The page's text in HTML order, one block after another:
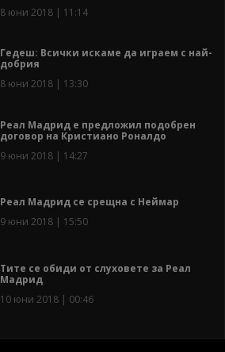
8 юни 2018 | 11:14
Гедеш: Всички искаме да играем с най-
добрия
8 юни 2018 | 13:30
Реал Мадрид е предложил подобрен
договор на Кристиано Роналдо
9 юни 2018 | 14:27
Реал Мадрид се срещна с Неймар
9 юни 2018 | 15:50
Тите се обиди от слуховете за Реал
Мадрид
10 юни 2018 | 00:46